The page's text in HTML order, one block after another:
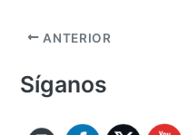
ANTERIOR
Síganos